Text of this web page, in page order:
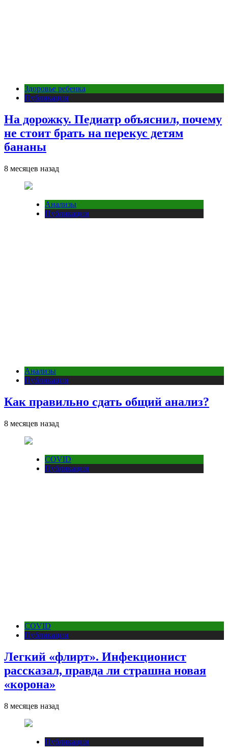
Здоровье ребенка
Публикации
На дорожку. Педиатр объяснил, почему
не стоит брать на перекус детям
бананы
8 месяцев назад
Анализы
Публикации
Анализы
Публикации
Как правильно сдать общий анализ?
8 месяцев назад
COVID
Публикации
COVID
Публикации
Легкий «флирт». Инфекционист
рассказал, правда ли страшна новая
«корона»
8 месяцев назад
Публикации